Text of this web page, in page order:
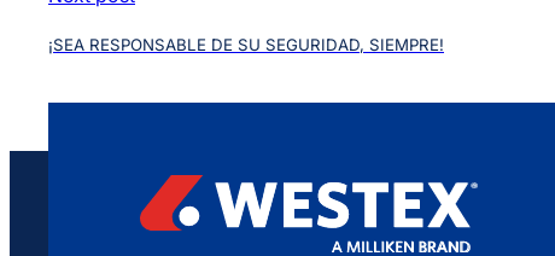
¡SEA RESPONSABLE DE SU SEGURIDAD, SIEMPRE!